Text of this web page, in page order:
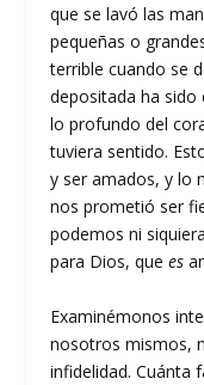
que se lavó las
pequeñas o
terrible cuando se
depositada ha sido
lo profundo del
tuviera sentido.
y ser amados, y lo
nos prometió ser
podemos ni
para Dios, quees
Examinémonos
nosotros mismos,
infidelidad. Cuánta